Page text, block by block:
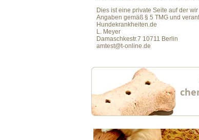
Dies ist eine private Seite auf der
Angaben gemäß § 5 TMG und
Hundekrankheiten.de
L. Meyer
Damaschkestr.7 10711 Berlin
amtest@t-online.de